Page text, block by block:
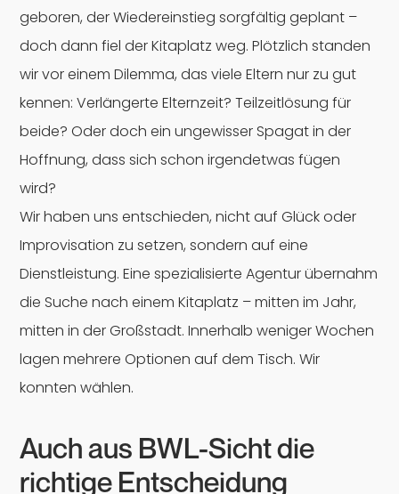
geboren, der Wiedereinstieg sorgfältig geplant –
doch dann fiel der Kitaplatz weg. Plötzlich standen
wir vor einem Dilemma, das viele Eltern nur zu gut
kennen: Verlängerte Elternzeit? Teilzeitlösung für
beide? Oder doch ein ungewisser Spagat in der
Hoffnung, dass sich schon irgendetwas fügen
wird?
Wir haben uns entschieden, nicht auf Glück oder
Improvisation zu setzen, sondern auf eine
Dienstleistung. Eine spezialisierte Agentur übernahm
die Suche nach einem Kitaplatz – mitten im Jahr,
mitten in der Großstadt. Innerhalb weniger Wochen
lagen mehrere Optionen auf dem Tisch. Wir
konnten wählen.
Auch aus BWL-Sicht die
richtige Entscheidung